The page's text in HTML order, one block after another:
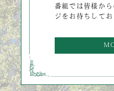
番組では皆様か
ジをお待ちしてお